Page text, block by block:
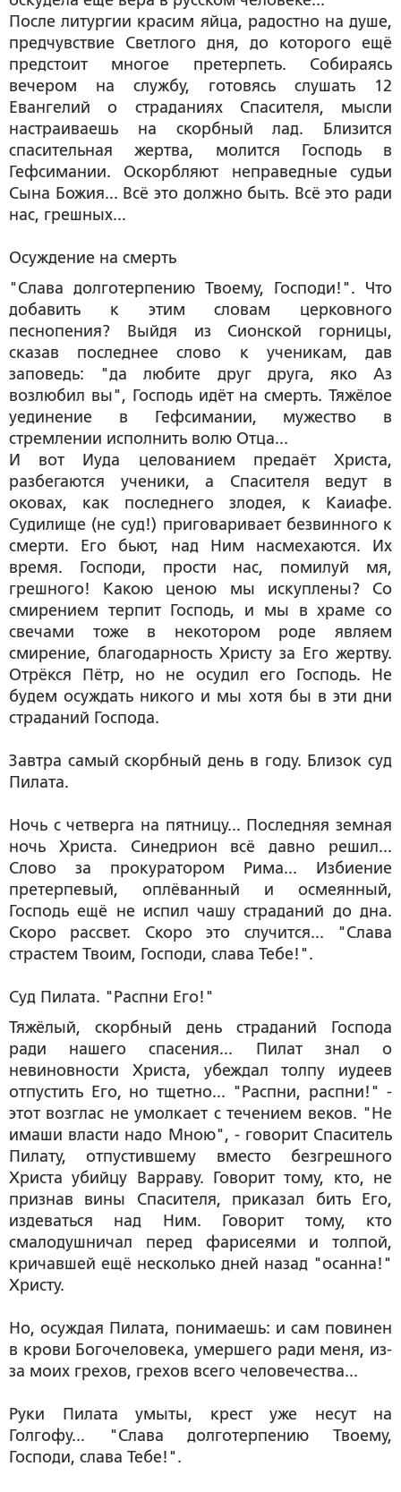
После литургии красим яйца, радостно на душе,
предчувствие Светлого дня, до которого ещё
предстоит многое претерпеть. Собираясь
вечером на службу, готовясь слушать 12
Евангелий о страданиях Спасителя, мысли
настраиваешь на скорбный лад. Близится
спасительная жертва, молится Господь в
Гефсимании. Оскорбляют неправедные судьи
Сына Божия... Всё это должно быть. Всё это ради
нас, грешных...
Осуждение на смерть
"Слава долготерпению Твоему, Господи!". Что
добавить к этим словам церковного
песнопения? Выйдя из Сионской горницы,
сказав последнее слово к ученикам, дав
заповедь: "да любите друг друга, яко Аз
возлюбил вы", Господь идёт на смерть. Тяжёлое
уединение в Гефсимании, мужество в
стремлении исполнить волю Отца...
И вот Иуда целованием предаёт Христа,
разбегаются ученики, а Спасителя ведут в
оковах, как последнего злодея, к Каиафе.
Судилище (не суд!) приговаривает безвинного к
смерти. Его бьют, над Ним насмехаются. Их
время. Господи, прости нас, помилуй мя,
грешного! Какою ценою мы искуплены? Со
смирением терпит Господь, и мы в храме со
свечами тоже в некотором роде являем
смирение, благодарность Христу за Его жертву.
Отрёкся Пётр, но не осудил его Господь. Не
будем осуждать никого и мы хотя бы в эти дни
страданий Господа.
Завтра самый скорбный день в году. Близок суд
Пилата.
Ночь с четверга на пятницу... Последняя земная
ночь Христа. Синедрион всё давно решил...
Слово за прокуратором Рима... Избиение
претерпевый, оплёванный и осмеянный,
Господь ещё не испил чашу страданий до дна.
Скоро рассвет. Скоро это случится... "Слава
страстем Твоим, Господи, слава Тебе!".
Суд Пилата. "Распни Его!"
Тяжёлый, скорбный день страданий Господа
ради нашего спасения... Пилат знал о
невиновности Христа, убеждал толпу иудеев
отпустить Его, но тщетно... "Распни, распни!" -
этот возглас не умолкает с течением веков. "Не
имаши власти надо Мною", - говорит Спаситель
Пилату, отпустившему вместо безгрешного
Христа убийцу Варраву. Говорит тому, кто, не
признав вины Спасителя, приказал бить Его,
издеваться над Ним. Говорит тому, кто
смалодушничал перед фарисеями и толпой,
кричавшей ещё несколько дней назад "осанна!"
Христу.
Но, осуждая Пилата, понимаешь: и сам повинен
в крови Богочеловека, умершего ради меня, из-
за моих грехов, грехов всего человечества...
Руки Пилата умыты, крест уже несут на
Голгофу... "Слава долготерпению Твоему,
Господи, слава Тебе!".